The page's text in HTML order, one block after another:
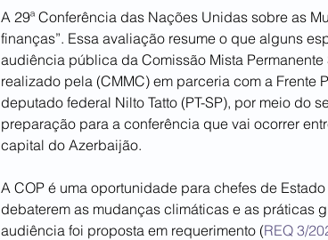
A 29ª Conferência das Nações Unidas sobre as
finanças”. Essa avaliação resume o que alguns
audiência pública da Comissão Mista
realizado pela (CMMC) em parceria com a Frente
deputado federal Nilto Tatto (PT-SP), por meio do
preparação para a conferência que vai ocorrer
capital do Azerbaijão.
A COP é uma oportunidade para chefes de
debaterem as mudanças climáticas e as práticas
audiência foi proposta em requerimento (REQ 3/